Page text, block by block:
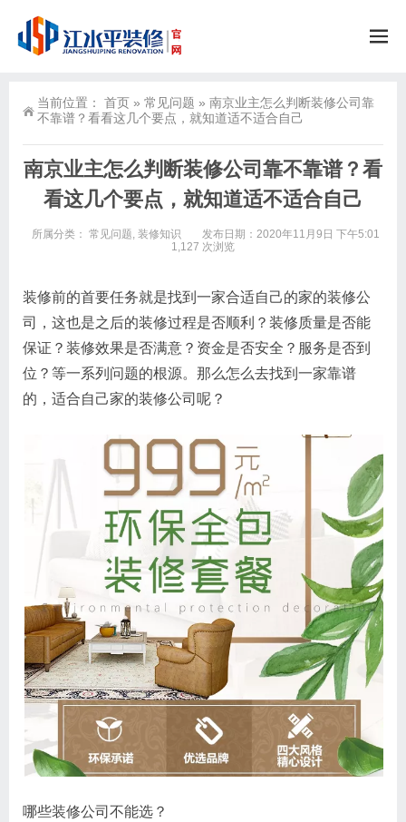
当前位置： 首页 » 常见问题 » 南京业主怎么判断装修公司靠
不靠谱？看看这几个要点，就知道适不适合自己
南京业主怎么判断装修公司靠不靠谱？看
看这几个要点，就知道适不适合自己
所属分类： 常见问题, 装修知识
发布日期：2020年11月9日 下午5:01
1,127 次浏览
装修前的首要任务就是找到一家合适自己的家的装修公
司，这也是之后的装修过程是否顺利？装修质量是否能
保证？装修效果是否满意？资金是否安全？服务是否到
位？等一系列问题的根源。那么怎么去找到一家靠谱
的，适合自己家的装修公司呢？
哪些装修公司不能选？